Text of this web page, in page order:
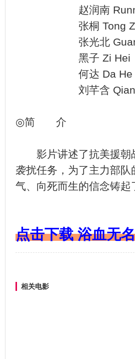
赵润南
张桐 Tong
张光北
黑子 Zi Hei
何达 Da He
刘芊含
◎简 介
影片讲述了抗美援朝
袭扰任务，为了主力部
气、向死而生的信念铸
点击下载 浴血无
相关电影